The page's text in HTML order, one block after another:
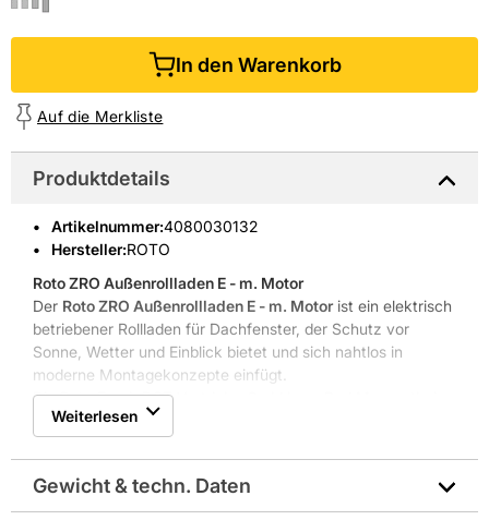
In den Warenkorb
Auf die Merkliste
Produktdetails
Artikelnummer:4080030132
Hersteller:ROTO
Roto ZRO Außenrollladen E - m. Motor
Der Roto ZRO Außenrollladen E - m. Motorist ein elektrisch
betriebener Rollladen für Dachfenster, der Schutz vor
Sonne, Wetter und Einblick bietet und sich nahtlos in
moderne Montagekonzepte einfügt.
Die Roto Frank DST Vertriebs-GmbH aus Bad Mergentheim
entwickelt seit 1935 Fenster- und Türtechnik und steht für
bewährte Konstruktion und langlebige Produkte. ROTO
verbindet historische Kompetenz mit aktuellen
Anforderungen der Dachfensterbranche.
Elektrischer Antrieb mit RT2-Schnittstelle
Weiterlesen
Gewicht & techn. Daten